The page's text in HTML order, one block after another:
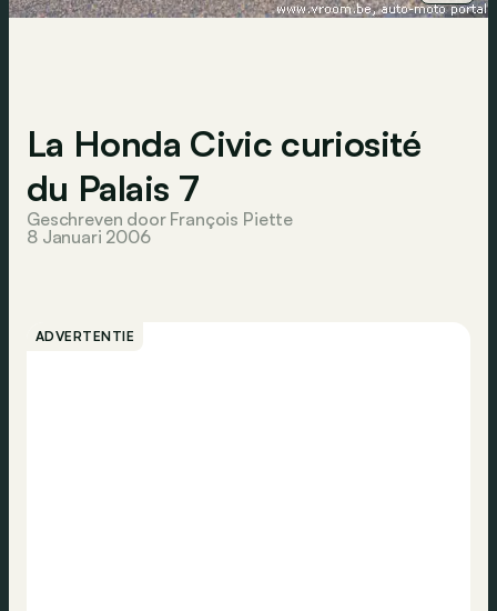
La Honda Civic curiosité
du Palais 7
Geschreven door François Piette
8 Januari 2006
ADVERTENTIE